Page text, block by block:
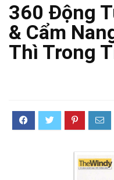
360 Động
& Cẩm
Thì Trong